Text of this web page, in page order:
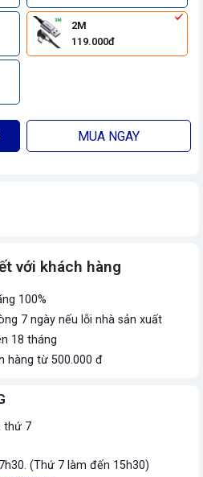
2M
119.000đ
MUA NGAY
với khách hàng
100%
7 ngày nếu lỗi nhà sản xuất
18 tháng
hàng từ 500.000 đ
thứ 7
(Thứ 7 làm đến 15h30)